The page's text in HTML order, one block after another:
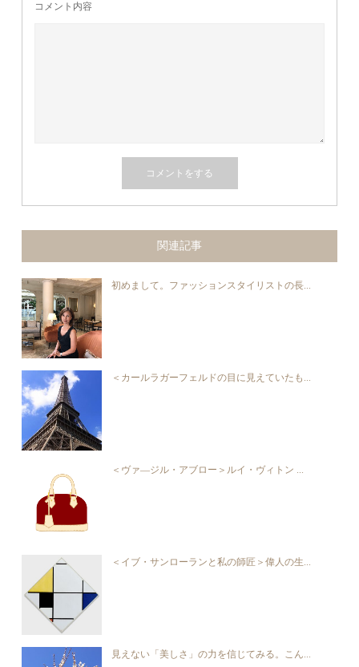
コメント内容
関連記事
初めまして。ファッションスタイリストの長...
＜カールラガーフェルドの目に見えていたも...
＜ヴァ―ジル・アブロー＞ルイ・ヴィトン ...
＜イブ・サンローランと私の師匠＞偉人の生...
見えない「美しさ」の力を信じてみる。こん...